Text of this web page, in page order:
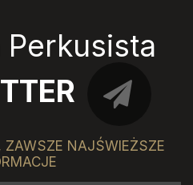
ZAWSZE NAJŚWIEŻSZE